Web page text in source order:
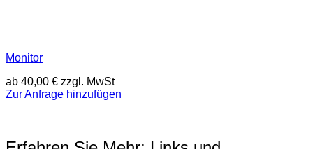
Monitor
ab 40,00 € zzgl. MwSt
Zur Anfrage hinzufügen